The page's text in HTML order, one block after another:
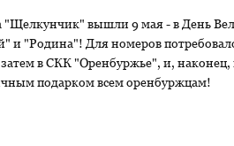
"Щелкунчик" вышли 9 мая - в День
"Родина"! Для номеров
в СКК "Оренбуржье", и,
подарком всем оренбуржцам!